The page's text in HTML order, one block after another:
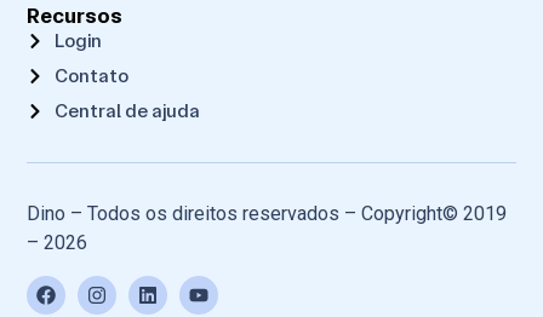
Recursos
Login
Contato
Central de ajuda
Dino – Todos os direitos reservados – Copyright© 2019
– 2026